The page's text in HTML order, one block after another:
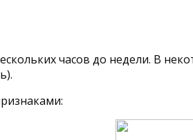
часов до недели. В